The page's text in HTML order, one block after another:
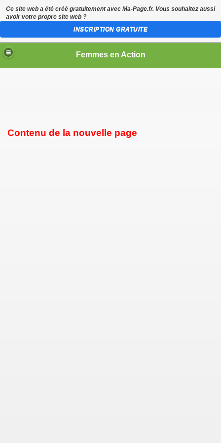
Femmes en Action
Contenu de la nouvelle page
Ce site web a été créé gratuitement avec Ma-Page.fr. Vous souhaitez aussi
avoir votre propre site web ?
INSCRIPTION GRATUITE